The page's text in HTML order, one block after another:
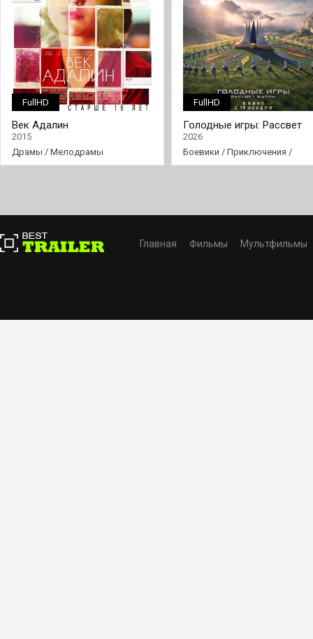
FullHD
Век Адалин
2015
Драмы / Мелодрамы
FullHD
Голодные игры: Рассвет
Жатвы
2026
Боевики / Приключения /
Триллеры/Фантастика
Главная Фильмы Мультфильмы